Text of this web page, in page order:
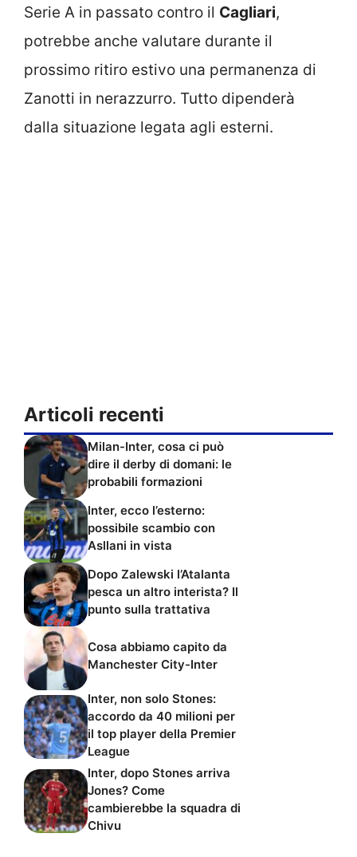
Serie A in passato contro il Cagliari,
potrebbe anche valutare durante il
prossimo ritiro estivo una permanenza di
Zanotti in nerazzurro. Tutto dipenderà
dalla situazione legata agli esterni.
Articoli recenti
Milan-Inter, cosa ci può
dire il derby di domani: le
probabili formazioni
Inter, ecco l’esterno:
possibile scambio con
Asllani in vista
Dopo Zalewski l’Atalanta
pesca un altro interista? Il
punto sulla trattativa
Cosa abbiamo capito da
Manchester City-Inter
Inter, non solo Stones:
accordo da 40 milioni per
il top player della Premier
League
Inter, dopo Stones arriva
Jones? Come
cambierebbe la squadra di
Chivu